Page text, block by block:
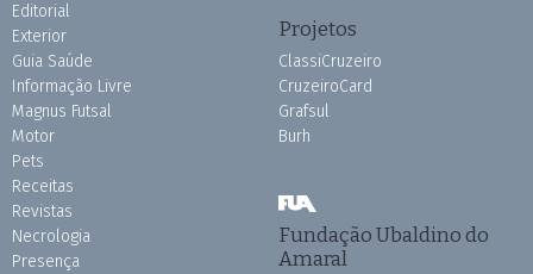
Editorial
Exterior
Guia Saúde
Informação Livre
Magnus Futsal
Motor
Pets
Receitas
Revistas
Necrologia
Presença
Projetos
ClassiCruzeiro
CruzeiroCard
Grafsul
Burh
Fundação Ubaldino do
Amaral